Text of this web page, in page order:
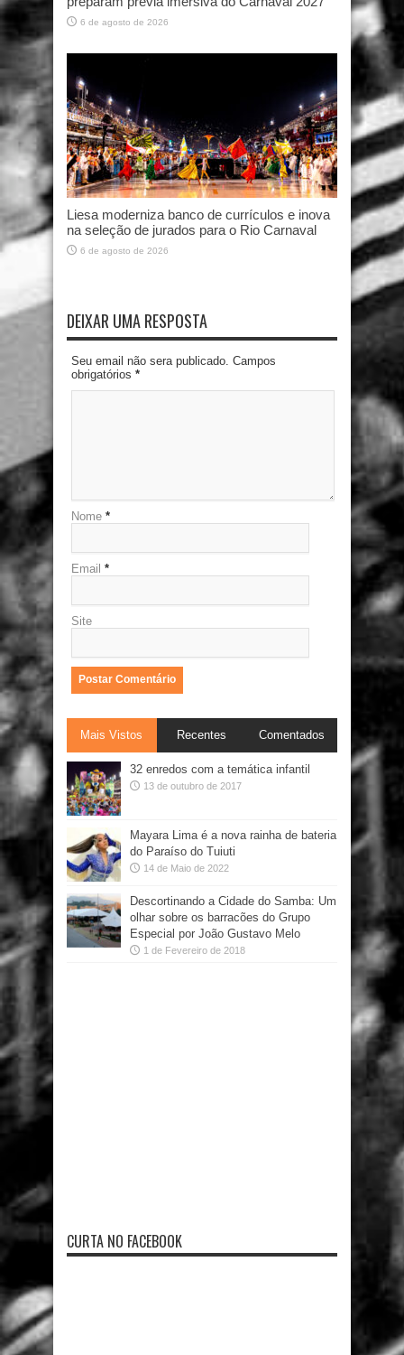
6 de agosto de 2026
Liesa moderniza banco de currículos e inova
na seleção de jurados para o Rio Carnaval
6 de agosto de 2026
DEIXAR UMA RESPOSTA
Seu email não sera publicado. Campos
obrigatórios *
Nome *
Email *
Site
Mais Vistos Recentes Comentados
32 enredos com a temática infantil
13 de outubro de 2017
Mayara Lima é a nova rainha de bateria
do Paraíso do Tuiuti
14 de Maio de 2022
Descortinando a Cidade do Samba: Um
olhar sobre os barracões do Grupo
Especial por João Gustavo Melo
1 de Fevereiro de 2018
CURTA NO FACEBOOK